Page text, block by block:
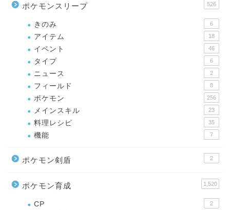
ポケモンスリープ 526
きのみ 6
アイテム 18
イベント 46
タイプ 6
ニュース 2
フィールド 8
ポケモン 256
メインスキル 23
料理レシピ 35
機能 7
ポケモン剣盾 2
ポケモン育成 1,520
CP 2